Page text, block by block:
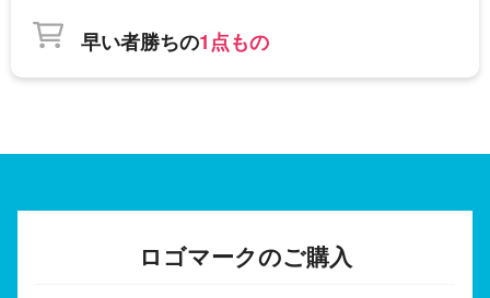
早い者勝ちの1点もの
ロゴマークのご購入